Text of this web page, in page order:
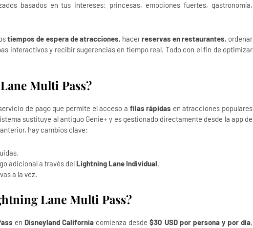
basados en tus intereses: princesas, emociones fuertes, gastronomía,
tiempos de espera de atracciones, hacerreservas en restaurantes, ordenar
interactivos y recibir sugerencias en tiempo real. Todo con el fin de optimizar
Multi Pass?
de pago que permite el acceso a filas rápidas en atracciones populares
sustituye al antiguo Genie+ y es gestionado directamente desde la app de
hay cambios clave:
adicional a través del Lightning Lane Individual.
a la vez.
Lane Multi Pass?
en Disneyland California comienza desde$30 USD por persona y por día,